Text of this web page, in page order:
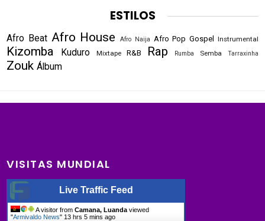
ESTILOS
Afro Beat Afro House Afro Naija Afro Pop Gospel Instrumental
Kizomba Kuduro Mixtape R&B Rap Rumba Semba Tarraxinha
Zouk Álbum
VISITAS MUNDIAL
Live Traffic Feed
A visitor fromCamana, Luanda viewed
"Armivaldo News" 13 hrs 5 mins ago